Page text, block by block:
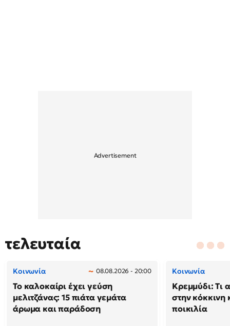
τελευταία
Κοινωνία 08.08.2026 - 20:00
Το καλοκαίρι έχει γεύση
μελιτζάνας: 15 πιάτα γεμάτα
άρωμα και παράδοση
Κοινωνία
Κρεμμύδι: Τι
στην κόκκινη
ποικιλία